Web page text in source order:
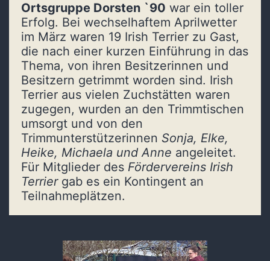
Ortsgruppe Dorsten `90 war ein toller
Erfolg. Bei wechselhaftem Aprilwetter
im März waren 19 Irish Terrier zu Gast,
die nach einer kurzen Einführung in das
Thema, von ihren Besitzerinnen und
Besitzern getrimmt worden sind. Irish
Terrier aus vielen Zuchstätten waren
zugegen, wurden an den Trimmtischen
umsorgt und von den
Trimmunterstützerinnen Sonja, Elke,
Heike, Michaela und Anne angeleitet.
Für Mitglieder des Fördervereins Irish
Terriergab es ein Kontingent an
Teilnahmeplätzen.